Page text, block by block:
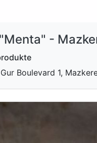
-
Boulevard 1,